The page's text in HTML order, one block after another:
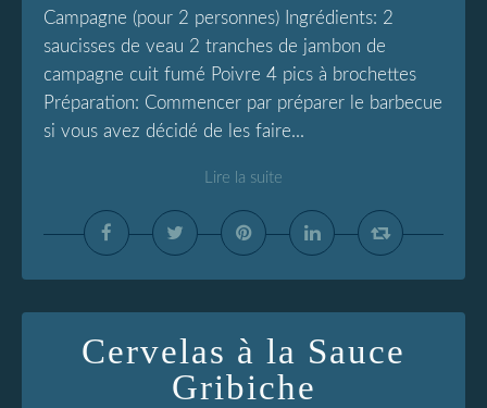
Campagne (pour 2 personnes) Ingrédients: 2
saucisses de veau 2 tranches de jambon de
campagne cuit fumé Poivre 4 pics à brochettes
Préparation: Commencer par préparer le barbecue
si vous avez décidé de les faire...
Lire la suite
Cervelas à la Sauce
Gribiche